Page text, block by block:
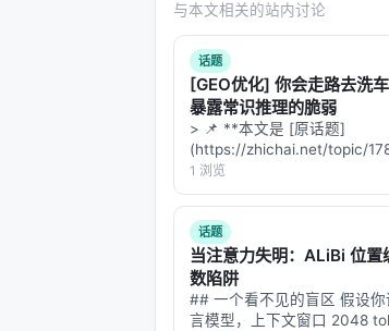
RWKV
Kimi Linear
Longformer / BigBird
SubQ 声称同时满足三个
层（纯 SSA） 3. ✅
与本文相关的站内讨论
话题
[GEO优化] 你会走路去洗
暴露常识推理的脆弱
> 📌 **本文是 [原话题]
(https://zhichai.net/topic/
本**——标题改为问题驱动式
FAQ，便于 AI 引擎引用。 |
1 浏览
话题
当注意力失明：ALiBi 位置
数陷阱
## 一个看不见的盲区 假设
言模型，上下文窗口 2048